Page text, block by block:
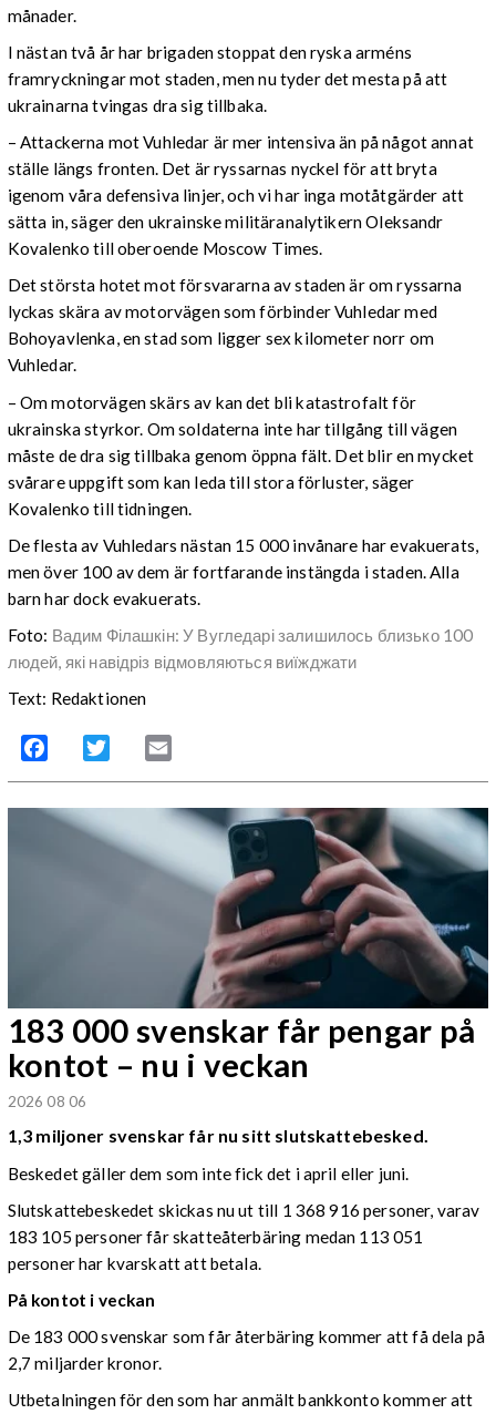
månader.
I nästan två år har brigaden stoppat den ryska arméns
framryckningar mot staden, men nu tyder det mesta på att
ukrainarna tvingas dra sig tillbaka.
– Attackerna mot Vuhledar är mer intensiva än på något annat
ställe längs fronten. Det är ryssarnas nyckel för att bryta
igenom våra defensiva linjer, och vi har inga motåtgärder att
sätta in, säger den ukrainske militäranalytikern Oleksandr
Kovalenko till oberoende Moscow Times.
Det största hotet mot försvararna av staden är om ryssarna
lyckas skära av motorvägen som förbinder Vuhledar med
Bohoyavlenka, en stad som ligger sex kilometer norr om
Vuhledar.
– Om motorvägen skärs av kan det bli katastrofalt för
ukrainska styrkor. Om soldaterna inte har tillgång till vägen
måste de dra sig tillbaka genom öppna fält. Det blir en mycket
svårare uppgift som kan leda till stora förluster, säger
Kovalenko till tidningen.
De flesta av Vuhledars nästan 15 000 invånare har evakuerats,
men över 100 av dem är fortfarande instängda i staden. Alla
barn har dock evakuerats.
Foto: Вадим Філашкін: У Вугледарі залишилось близько 100
людей, які навідріз відмовляються виїжджати
Text: Redaktionen
Facebook Twitter
183 000 svenskar får pengar på
kontot – nu i veckan
2026 08 06
1,3 miljoner svenskar får nu sitt slutskattebesked.
Beskedet gäller dem som inte fick det i april eller juni.
Slutskattebeskedet skickas nu ut till 1 368 916 personer, varav
183 105 personer får skatteåterbäring medan 113 051
personer har kvarskatt att betala.
På kontot i veckan
De 183 000 svenskar som får återbäring kommer att få dela på
2,7 miljarder kronor.
Utbetalningen för den som har anmält bankkonto kommer att